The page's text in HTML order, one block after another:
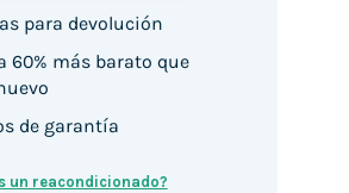
para devolución
60% más barato que
de garantía
un reacondicionado?